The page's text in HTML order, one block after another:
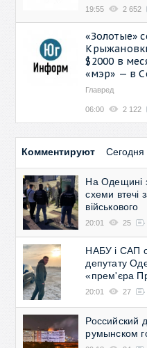
19:55 2 652
«Золотые»
$2000 в
«мэр» — в
Главред
06:00 2 122
Комментируют Сегодня
На Одещині
схеми втечі
військового
20:01 25
НАБУ і САП
депутату
«прем'єра
20:01 27
Российский
румынском